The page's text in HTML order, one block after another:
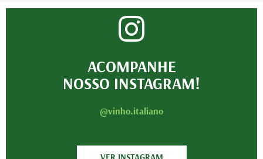
ACOMPANHE
NOSSO INSTAGRAM!
@vinho.italiano